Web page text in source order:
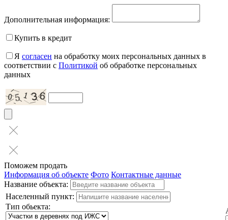
Дополнительная информация:
Купить в кредит
Я согласен на обработку моих персональных данных в
соответствии с Политикой об обработке персональных
данных
Поможем продать
Информация об объекте Фото Контактные данные
Название объекта:
Населенный пункт:
Тип обьекта: